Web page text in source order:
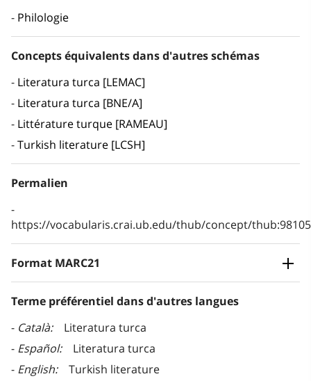
Philologie
Concepts équivalents dans d'autres schémas
Literatura turca [LEMAC]
Literatura turca [BNE/A]
Littérature turque [RAMEAU]
Turkish literature [LCSH]
Permalien
https://vocabularis.crai.ub.edu/thub/concept/
Format MARC21
Terme préférentiel dans d'autres langues
Català
Literatura turca
Español
Literatura turca
English
Turkish literature